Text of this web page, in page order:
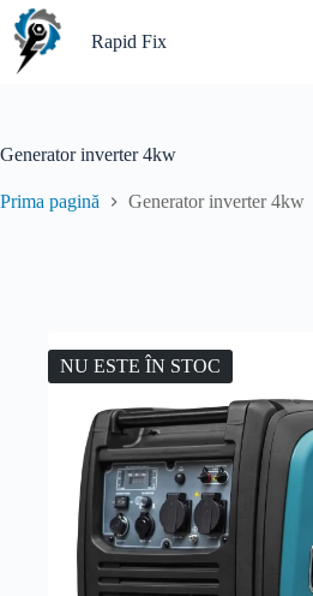
Sari
conținut
Rapid Fix
Generator inverter 4kw
Prima pagină Generator inverter 4kw
NU ESTE ÎN STOC